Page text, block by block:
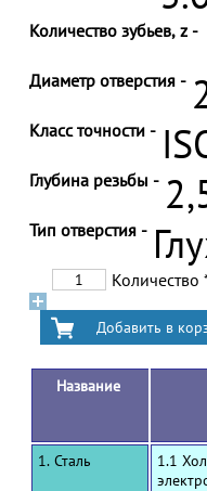
Количество зубьев, z -
Диаметр отверстия -
Класс точности -
Глубина резьбы -
Тип отверстия -
Количество
Название
1. Сталь
1.1